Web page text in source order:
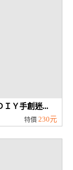
ＩＹ手創迷...
特價 230元